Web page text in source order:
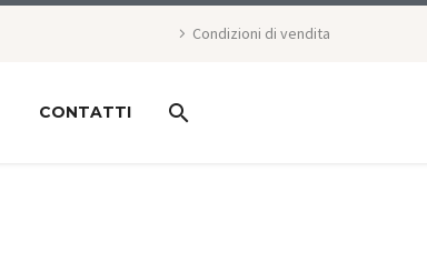
Condizioni di vendita
CONTATTI